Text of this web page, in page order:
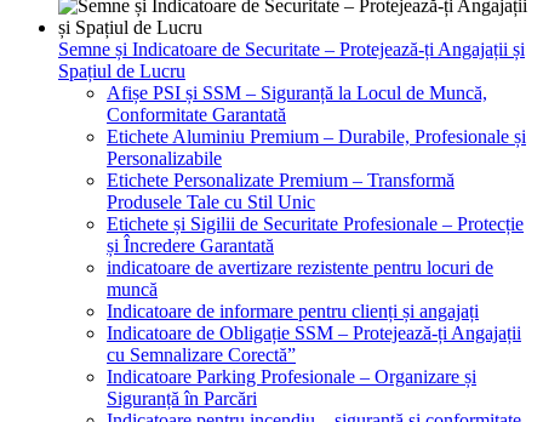
Semne și Indicatoare de Securitate – Protejează-ți Angajații și
Spațiul de Lucru
Afișe PSI și SSM – Siguranță la Locul de Muncă,
Conformitate Garantată
Etichete Aluminiu Premium – Durabile, Profesionale și
Personalizabile
Etichete Personalizate Premium – Transformă
Produsele Tale cu Stil Unic
Etichete și Sigilii de Securitate Profesionale – Protecție
și Încredere Garantată
indicatoare de avertizare rezistente pentru locuri de
muncă
Indicatoare de informare pentru clienți și angajați
Indicatoare de Obligație SSM – Protejează-ți Angajații
cu Semnalizare Corectă”
Indicatoare Parking Profesionale – Organizare și
Siguranță în Parcări